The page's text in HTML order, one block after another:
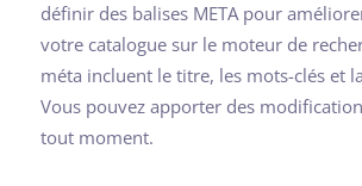
définir des balises META pour
votre catalogue sur le moteur de
méta incluent le titre, les mots-clés et
Vous pouvez apporter des
tout moment.